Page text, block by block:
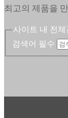
최고의 제품을
사이트 내 전체
검색어 필수